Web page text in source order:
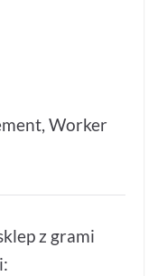
Worker
z grami